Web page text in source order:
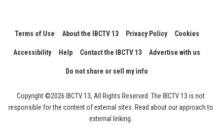
Terms of Use About the IBCTV 13 Privacy Policy Cookies
Accessibility Help Contact the IBCTV 13 Advertise with us
Do not share or sell my info
Copyright ©2026 IBCTV 13, All Rights Reserved. The IBCTV 13 is not
responsible for the content of external sites. Read about our approach to
external linking.